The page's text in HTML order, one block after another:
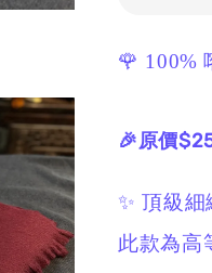
🌹 100%
🎉原價
✨ 頂級
此款為高